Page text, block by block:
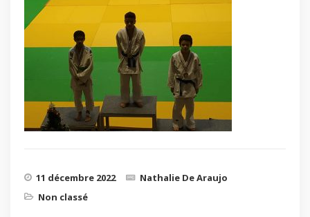
11 décembre 2022
Nathalie De Araujo
Non classé